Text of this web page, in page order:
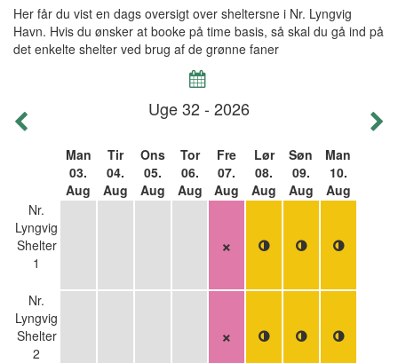
Her får du vist en dags oversigt over sheltersne i Nr. Lyngvig
Havn. Hvis du ønsker at booke på time basis, så skal du gå ind på
det enkelte shelter ved brug af de grønne faner

Uge 32 - 2026
 
Nr.
Lyngvig
Shelter
1
Nr.
Lyngvig
Shelter
2
Man
03.
Aug
Tir
04.
Aug
Ons
05.
Aug
Tor
06.
Aug
Fre
07.
Aug
Lør
08.
Aug
Søn
09.
Aug
Man
10.
Aug